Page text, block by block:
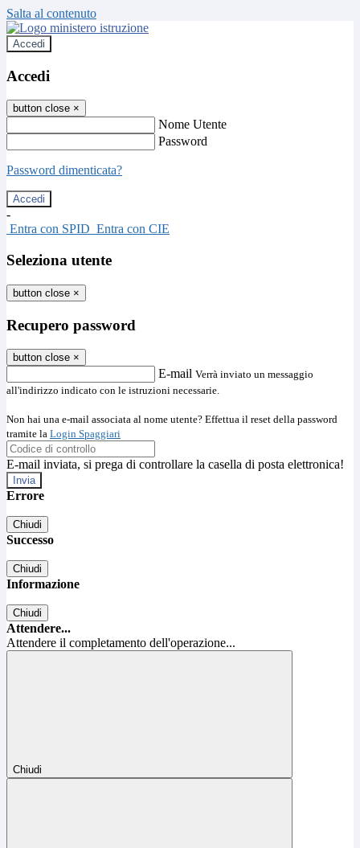
Salta al contenuto
Accedi
Accedi
button close ×
Nome Utente
Password
Password dimenticata?
-
Entra con SPID Entra con CIE
Seleziona utente
button close ×
Recupero password
button close ×
E-mail Verrà inviato un messaggio
all'indirizzo indicato con le istruzioni necessarie.
Non hai una e-mail associata al nome utente? Effettua il reset della password
tramite la Login Spaggiari
E-mail inviata, si prega di controllare la casella di posta elettronica!
Errore
Chiudi
Successo
Chiudi
Informazione
Chiudi
Attendere...
Attendere il completamento dell'operazione...
Chiudi